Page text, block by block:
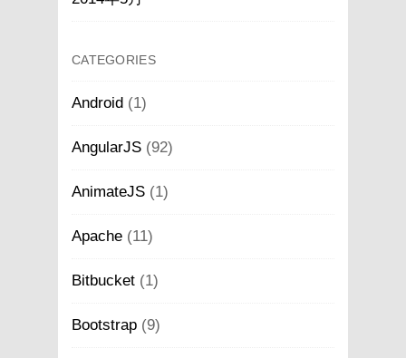
CATEGORIES
Android (1)
AngularJS (92)
AnimateJS (1)
Apache (11)
Bitbucket (1)
Bootstrap (9)